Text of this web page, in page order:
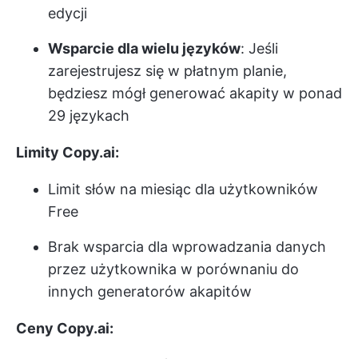
edycji
Wsparcie dla wielu języków: Jeśli
zarejestrujesz się w płatnym planie,
będziesz mógł generować akapity w ponad
29 językach
Limity Copy.ai:
Limit słów na miesiąc dla użytkowników
Free
Brak wsparcia dla wprowadzania danych
przez użytkownika w porównaniu do
innych generatorów akapitów
Ceny Copy.ai: